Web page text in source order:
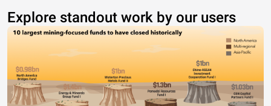
Explore standout work by our users